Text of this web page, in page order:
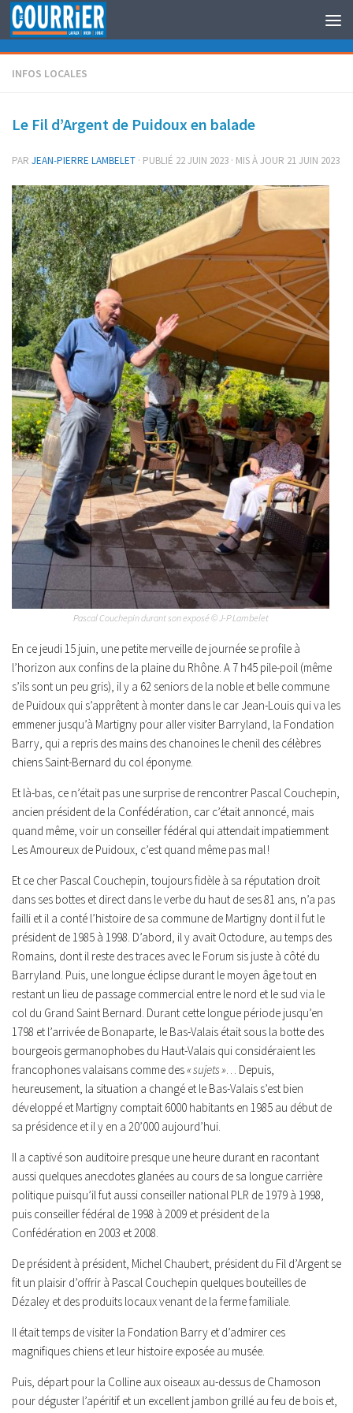
Au dessous du contenu
INFOS LOCALES
Le Fil d’Argent de Puidoux en balade
PAR JEAN-PIERRE LAMBELET · PUBLIÉ 22 JUIN 2023 · MIS À JOUR 21 JUIN 2023
Pascal Couchepin durant son exposé © J-P Lambelet
En ce jeudi 15 juin, une petite merveille de journée se profile à
l’horizon aux confins de la plaine du Rhône. A 7 h45 pile-poil (même
s’ils sont un peu gris), il y a 62 seniors de la noble et belle commune
de Puidoux qui s’apprêtent à monter dans le car Jean-Louis qui va les
emmener jusqu’à Martigny pour aller visiter Barryland, la Fondation
Barry, qui a repris des mains des chanoines le chenil des célèbres
chiens Saint-Bernard du col éponyme.
Et là-bas, ce n’était pas une surprise de rencontrer Pascal Couchepin,
ancien président de la Confédération, car c’était annoncé, mais
quand même, voir un conseiller fédéral qui attendait impatiemment
Les Amoureux de Puidoux, c’est quand même pas mal !
Et ce cher Pascal Couchepin, toujours fidèle à sa réputation droit
dans ses bottes et direct dans le verbe du haut de ses 81 ans, n’a pas
failli et il a conté l’histoire de sa commune de Martigny dont il fut le
président de 1985 à 1998. D’abord, il y avait Octodure, au temps des
Romains, dont il reste des traces avec le Forum sis juste à côté du
Barryland. Puis, une longue éclipse durant le moyen âge tout en
restant un lieu de passage commercial entre le nord et le sud via le
col du Grand Saint Bernard. Durant cette longue période jusqu’en
1798 et l’arrivée de Bonaparte, le Bas-Valais était sous la botte des
bourgeois germanophobes du Haut-Valais qui considéraient les
francophones valaisans comme des« sujets »… Depuis,
heureusement, la situation a changé et le Bas-Valais s’est bien
développé et Martigny comptait 6000 habitants en 1985 au début de
sa présidence et il y en a 20’000 aujourd’hui.
Il a captivé son auditoire presque une heure durant en racontant
aussi quelques anecdotes glanées au cours de sa longue carrière
politique puisqu’il fut aussi conseiller national PLR de 1979 à 1998,
puis conseiller fédéral de 1998 à 2009 et président de la
Confédération en 2003 et 2008.
De président à président, Michel Chaubert, président du Fil d’Argent se
fit un plaisir d’offrir à Pascal Couchepin quelques bouteilles de
Dézaley et des produits locaux venant de la ferme familiale.
Il était temps de visiter la Fondation Barry et d’admirer ces
magnifiques chiens et leur histoire exposée au musée.
Puis, départ pour la Colline aux oiseaux au-dessus de Chamoson
pour déguster l’apéritif et un excellent jambon grillé au feu de bois et,